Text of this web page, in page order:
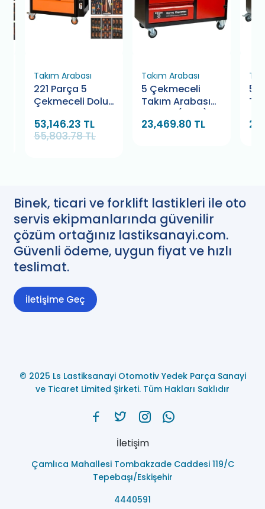
Takım Arabası
221 Parça 5
Çekmeceli Dolu
Proline Retta
RTY5141
53,146.23 TL
55,803.78 TL
Takım Arabası
5 Çekmeceli
Takım Arabası
Dolaplı (CKM)
23,469.80 TL
5
Binek, ticari ve forklift lastikleri ile oto
servis ekipmanlarında güvenilir
çözüm ortağınız lastiksanayi.com.
Güvenli ödeme, uygun fiyat ve hızlı
teslimat.
İletişime Geç
© 2025 Ls Lastiksanayi Otomotiv Yedek Parça Sanayi
ve Ticaret Limited Şirketi. Tüm Hakları Saklıdır
İletişim
Çamlıca Mahallesi Tombakzade Caddesi 119/C
Tepebaşı/Eskişehir
4440591